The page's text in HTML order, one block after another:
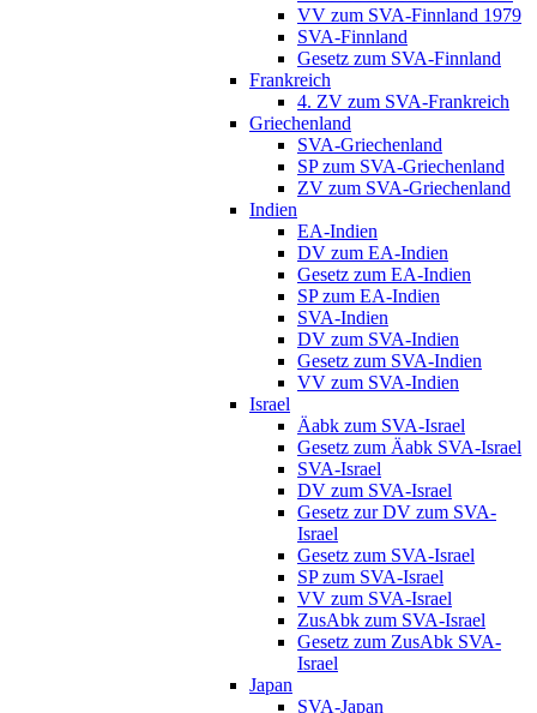
VV zum SVA-Finnland 1979
SVA-Finnland
Gesetz zum SVA-Finnland
Frankreich
4. ZV zum SVA-Frankreich
Griechenland
SVA-Griechenland
SP zum SVA-Griechenland
ZV zum SVA-Griechenland
Indien
EA-Indien
DV zum EA-Indien
Gesetz zum EA-Indien
SP zum EA-Indien
SVA-Indien
DV zum SVA-Indien
Gesetz zum SVA-Indien
VV zum SVA-Indien
Israel
Äabk zum SVA-Israel
Gesetz zum Äabk SVA-Israel
SVA-Israel
DV zum SVA-Israel
Gesetz zur DV zum SVA-
Israel
Gesetz zum SVA-Israel
SP zum SVA-Israel
VV zum SVA-Israel
ZusAbk zum SVA-Israel
Gesetz zum ZusAbk SVA-
Israel
Japan
SVA-Japan